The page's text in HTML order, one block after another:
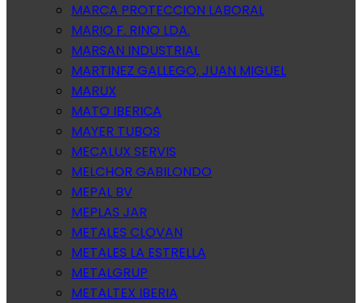
MARCA PROTECCION LABORAL
MARIO F. RINO LDA.
MARSAN INDUSTRIAL
MARTINEZ GALLEGO, JUAN MIGUEL
MARUX
MATO IBERICA
MAYER TUBOS
MECALUX SERVIS
MELCHOR GABILONDO
MEPAL BV
MEPLAS JAR
METALES CLOVAN
METALES LA ESTRELLA
METALGRUP
METALTEX IBERIA